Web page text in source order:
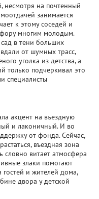
несмотря на почтенный
занимается
к этому соседей и
многим молодым.
в тени больших
от шумных трасс,
уголка из детства, а
только подчеркивал это
специалисты
акцент на въездную
и лаконичный. И во
от фонда. Сейчас,
въездная зона
словно витает атмосфера
злаки помогают
гостей и жителей дома,
двора у детской